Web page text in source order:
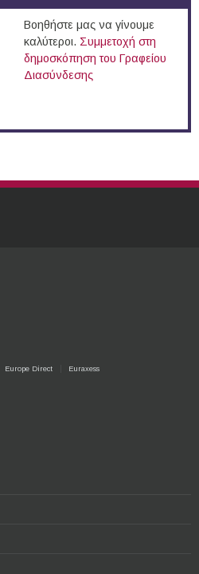
Βοηθήστε μας να γίνουμε
καλύτεροι. Συμμετοχή στη
δημοσκόπηση του Γραφείου
Διασύνδεσης
Europe Direct Euraxess